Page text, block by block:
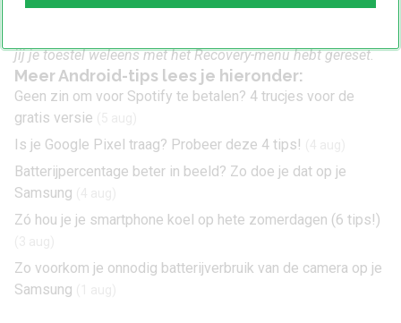
jouw smartphone? Laat het ons weten, dan gaan we
jij je toestel weleens met het Recovery-menu hebt gereset.
Meer Android-tips lees je hieronder:
Geen zin om voor Spotify te betalen? 4 trucjes voor de
gratis versie
Is je Google Pixel traag? Probeer deze 4 tips!
Batterijpercentage beter in beeld? Zo doe je dat op je
Samsung
Zó hou je je smartphone koel op hete zomerdagen (6 tips!)
Zo voorkom je onnodig batterijverbruik van de camera op je
Samsung